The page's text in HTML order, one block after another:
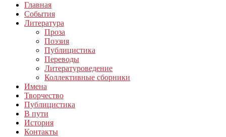
Главная
События
Литература
Проза
Поэзия
Публицистика
Переводы
Литературоведение
Коллективные сборники
Имена
Творчество
Публицистика
В пути
История
Контакты